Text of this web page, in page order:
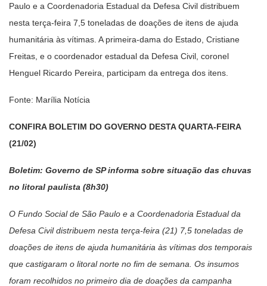
Paulo e a Coordenadoria Estadual da Defesa Civil distribuem
nesta terça-feira 7,5 toneladas de doações de itens de ajuda
humanitária às vítimas. A primeira-dama do Estado, Cristiane
Freitas, e o coordenador estadual da Defesa Civil, coronel
Henguel Ricardo Pereira, participam da entrega dos itens.
Fonte: Marília Notícia
CONFIRA BOLETIM DO GOVERNO DESTA QUARTA-FEIRA
(21/02)
Boletim: Governo de SP informa sobre situação das chuvas
no litoral paulista (8h30)
O Fundo Social de São Paulo e a Coordenadoria Estadual da
Defesa Civil distribuem nesta terça-feira (21) 7,5 toneladas de
doações de itens de ajuda humanitária às vítimas dos temporais
que castigaram o litoral norte no fim de semana. Os insumos
foram recolhidos no primeiro dia de doações da campanha